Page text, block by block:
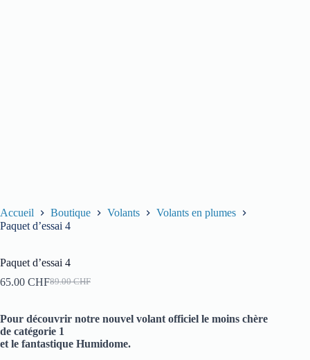
Accueil Boutique Volants
Volants en plumes
Paquet d’essai 4
Paquet d’essai 4
89.00CHF
Le
initial
était :
89.00 CHF.
65.00 CHFLe
actuel
est :
65.00 CHF.
Pour découvrir notre nouvel volant officiel le moins chère
de catégorie 1
et le fantastique Humidome.